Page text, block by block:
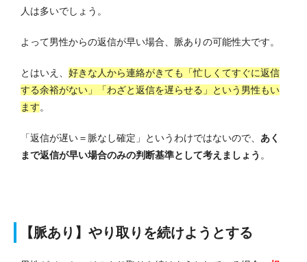
人は多いでしょう。
よって男性からの返信が早い場合、脈ありの可能性大です。
とはいえ、 好きな人から連絡がきても「忙しくてすぐに返信
する余裕がない」「わざと返信を遅らせる」という男性もい
ます。
「返信が遅い＝脈なし確定」というわけではないので、 あく
まで返信が早い場合のみの判断基準として考えましょう 。
【脈あり】やり取りを続けようとする